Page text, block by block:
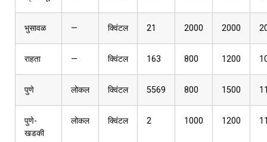
भुसावळ — क्विंटल 21 2000 2000
राहता — क्विंटल 163 800 1200
पुणे लोकल क्विंटल 5569 800 1500
पुणे-
खडकी
लोकल क्विंटल 2 1000 1200